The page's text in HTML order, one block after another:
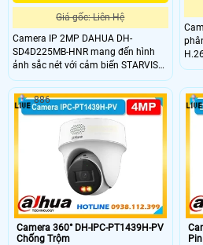
Giá gốc: Liên Hệ
Camera IP 2MP DAHUA DH-
SD4D225MB-HNR mang đến hình
ảnh sắc nét với cảm biến STARVIS
CMOS 1/2.8 inch độ phân giải 2MP
tốc độ khung hình 60fps cùng zoom
quang học 25x mạnh mẽ hỗ trợ
Starlight ghi hình rõ trong môi
trường ánh sáng yếu tầm xa hồng
ngoại 100m kết hợp ánh sáng ấm
50m chuẩn chống nước bụi IP67
cùng khả năng chống sét hiệu quả
Camera 360° DH-IPC-PT1439H-PV
Chống Trộm
886